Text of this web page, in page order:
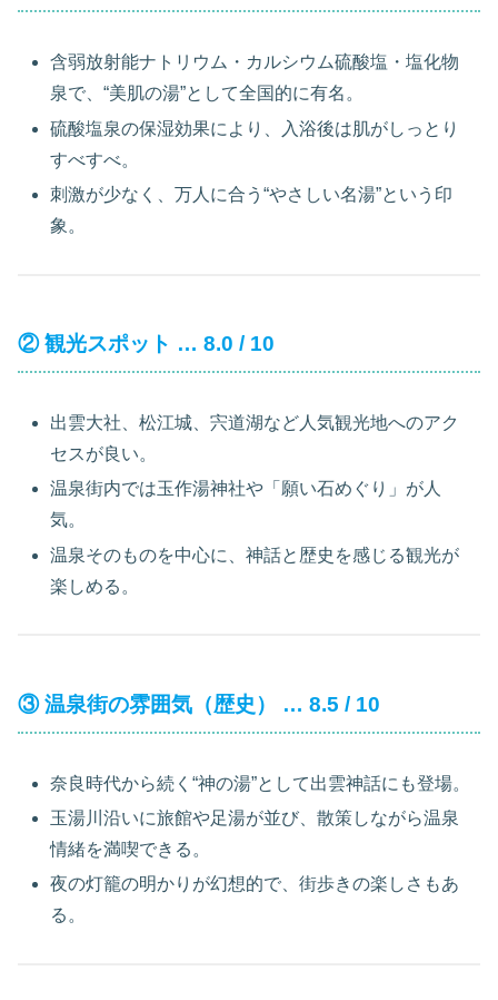
含弱放射能ナトリウム・カルシウム硫酸塩・塩化物
泉で、“美肌の湯”として全国的に有名。
硫酸塩泉の保湿効果により、入浴後は肌がしっとり
すべすべ。
刺激が少なく、万人に合う“やさしい名湯”という印
象。
② 観光スポット … 8.0 / 10
出雲大社、松江城、宍道湖など人気観光地へのアク
セスが良い。
温泉街内では玉作湯神社や「願い石めぐり」が人
気。
温泉そのものを中心に、神話と歴史を感じる観光が
楽しめる。
③ 温泉街の雰囲気（歴史） … 8.5 / 10
奈良時代から続く“神の湯”として出雲神話にも登場。
玉湯川沿いに旅館や足湯が並び、散策しながら温泉
情緒を満喫できる。
夜の灯籠の明かりが幻想的で、街歩きの楽しさもあ
る。